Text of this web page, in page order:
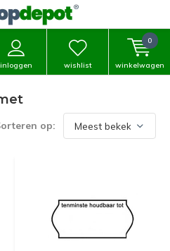
inloggen wishlist winkelwagen
0
op: